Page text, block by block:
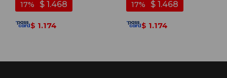
$ 1.468
17
$ 1.174
$ 1.468
17
$ 1.174